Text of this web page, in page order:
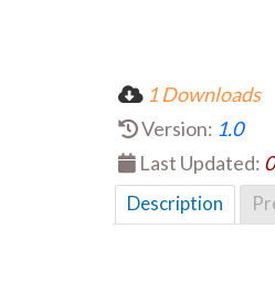
1 Downloads
Version: 1.0
Last Updated:
Description